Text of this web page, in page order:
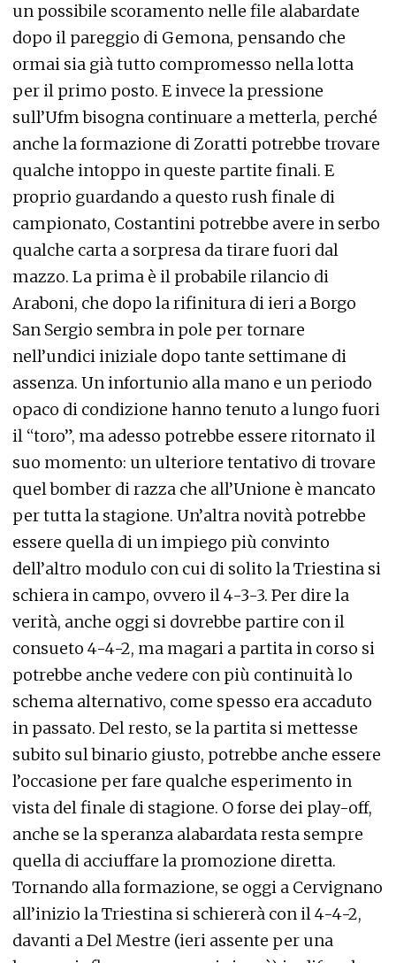
un possibile scoramento nelle file alabardate
dopo il pareggio di Gemona, pensando che
ormai sia già tutto compromesso nella lotta
per il primo posto. E invece la pressione
sull’Ufm bisogna continuare a metterla, perché
anche la formazione di Zoratti potrebbe trovare
qualche intoppo in queste partite finali. E
proprio guardando a questo rush finale di
campionato, Costantini potrebbe avere in serbo
qualche carta a sorpresa da tirare fuori dal
mazzo. La prima è il probabile rilancio di
Araboni, che dopo la rifinitura di ieri a Borgo
San Sergio sembra in pole per tornare
nell’undici iniziale dopo tante settimane di
assenza. Un infortunio alla mano e un periodo
opaco di condizione hanno tenuto a lungo fuori
il “toro”, ma adesso potrebbe essere ritornato il
suo momento: un ulteriore tentativo di trovare
quel bomber di razza che all’Unione è mancato
per tutta la stagione. Un’altra novità potrebbe
essere quella di un impiego più convinto
dell’altro modulo con cui di solito la Triestina si
schiera in campo, ovvero il 4-3-3. Per dire la
verità, anche oggi si dovrebbe partire con il
consueto 4-4-2, ma magari a partita in corso si
potrebbe anche vedere con più continuità lo
schema alternativo, come spesso era accaduto
in passato. Del resto, se la partita si mettesse
subito sul binario giusto, potrebbe anche essere
l’occasione per fare qualche esperimento in
vista del finale di stagione. O forse dei play-off,
anche se la speranza alabardata resta sempre
quella di acciuffare la promozione diretta.
Tornando alla formazione, se oggi a Cervignano
all’inizio la Triestina si schiererà con il 4-4-2,
davanti a Del Mestre (ieri assente per una